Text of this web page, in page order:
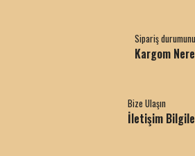
Sipariş
Kargom
Bize Ulaşın
İletişim